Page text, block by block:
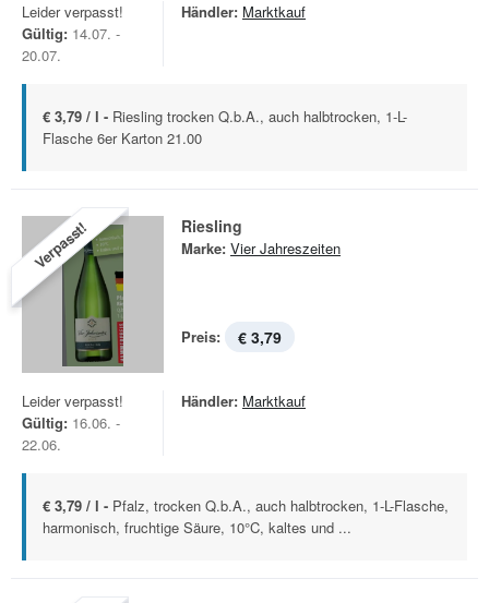
Leider verpasst!
Gültig: 14.07. -
20.07.
Händler: Marktkauf
€ 3,79 / l - Riesling trocken Q.b.A., auch halbtrocken, 1-L-
Flasche 6er Karton 21.00
Verpasst! Riesling
Marke: Vier Jahreszeiten
Preis: € 3,79
Leider verpasst!
Gültig: 16.06. -
22.06.
Händler: Marktkauf
€ 3,79 / l - Pfalz, trocken Q.b.A., auch halbtrocken, 1-L-Flasche,
harmonisch, fruchtige Säure, 10°C, kaltes und ...